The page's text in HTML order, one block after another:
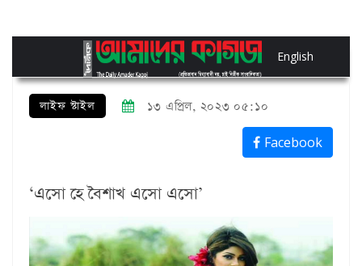
English
লাইফ স্টাইল ১৩ এপ্রিল, ২০২৩ ০৫:১০
Facebook
‘এসো হে বৈশাখ এসো এসো’